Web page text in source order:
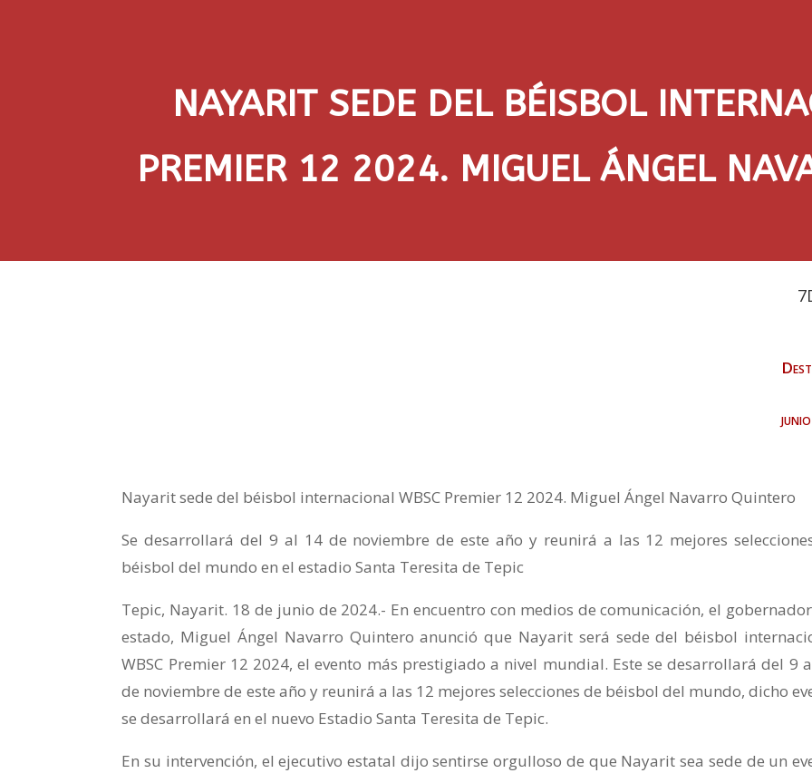
NAYARIT SEDE DEL BÉISBOL
PREMIER 12 2024. MIGUEL ÁNGEL
Nayarit sede del béisbol internacional WBSC Premier 12 2024. Miguel Ángel Navarro Quintero
Se desarrollará del 9 al 14 de noviembre de este año y reunirá a las 12 mejores
béisbol del mundo en el estadio Santa Teresita de Tepic
Tepic, Nayarit. 18 de junio de 2024.- En encuentro con medios de comunicación, el
estado, Miguel Ángel Navarro Quintero anunció que Nayarit será sede del béisbol
WBSC Premier 12 2024, el evento más prestigiado a nivel mundial. Este se desarrollará del 9
de noviembre de este año y reunirá a las 12 mejores selecciones de béisbol del mundo, dicho
se desarrollará en el nuevo Estadio Santa Teresita de Tepic.
En su intervención, el ejecutivo estatal dijo sentirse orgulloso de que Nayarit sea sede de un